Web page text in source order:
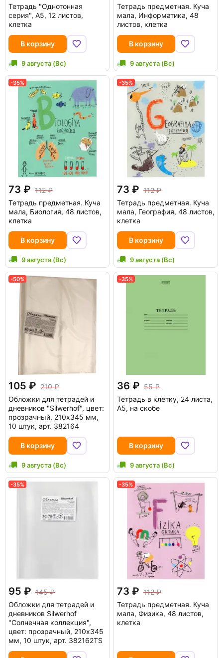
Тетрадь "Однотонная
серия", А5, 12 листов,
клетка
В корзину
9 августа (Вс)
Тетрадь предметная. Куча
мала, Информатика, 48
листов, клетка
В корзину
9 августа (Вс)
-35%
73
112
Тетрадь предметная. Куча
мала, Биология, 48 листов,
клетка
В корзину
9 августа (Вс)
-35%
73
112
Тетрадь предметная. Куча
мала, География, 48 листов,
клетка
В корзину
9 августа (Вс)
-50%
105
210
Обложки для тетрадей и
дневников "Silwerhof", цвет:
прозрачный, 210x345 мм,
10 штук, арт. 382164
В корзину
9 августа (Вс)
-35%
36
55
Тетрадь в клетку, 24 листа,
А5, на скобе
В корзину
9 августа (Вс)
-35%
95
145
Обложки для тетрадей и
дневников Silwerhof
"Солнечная коллекция",
цвет: прозрачный, 210x345
мм, 10 штук, арт. 382162TS
-35%
73
112
Тетрадь предметная. Куча
мала, Физика, 48 листов,
клетка